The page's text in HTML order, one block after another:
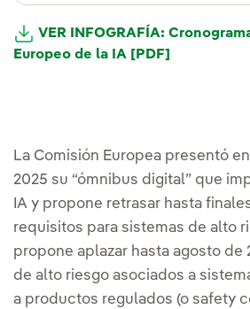
VER INFOGRAFÍA:
Europeo de la IA [PDF]
La Comisión Europea presentó
2025 su “ómnibus digital” que
IA y propone retrasar hasta
requisitos para sistemas de alto
propone aplazar hasta agosto de
de alto riesgo asociados a
a productos regulados (o safety